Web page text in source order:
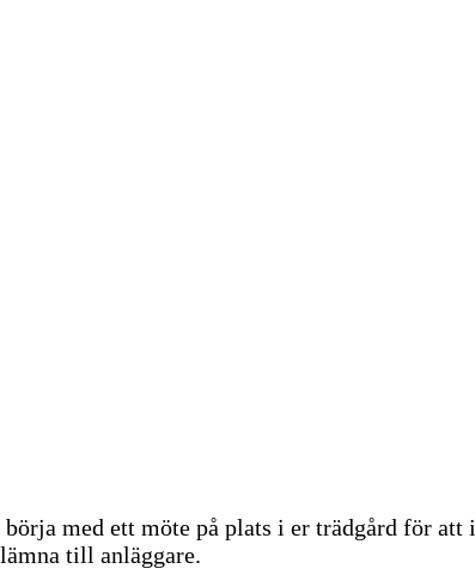
med ett möte på plats i er trädgård för att i
till anläggare.